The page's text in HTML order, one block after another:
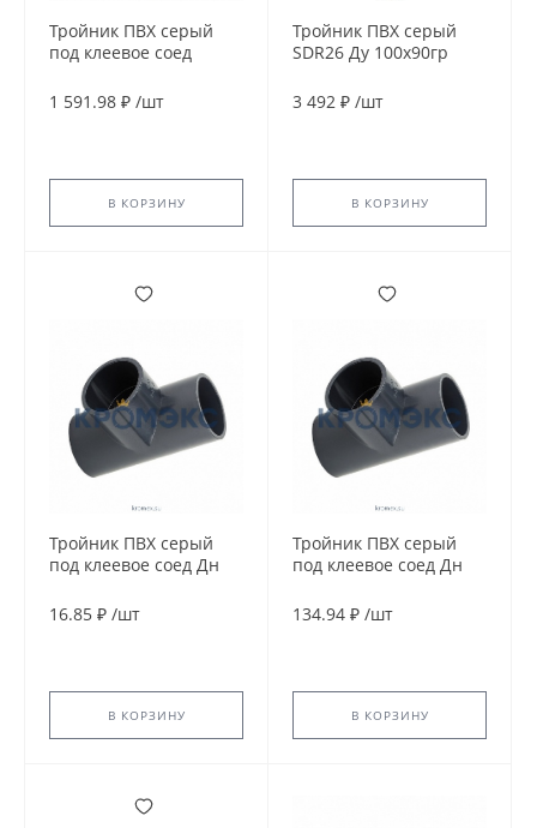
Тройник ПВХ серый
под клеевое соед
110х75х90гр Ру16
1 591.98 ₽ /шт
В КОРЗИНУ
Тройник ПВХ серый
SDR26 Ду 100х90гр
3 492 ₽ /шт
В КОРЗИНУ
Тройник ПВХ серый
под клеевое соед Дн
напорный Aquaviva
16.85 ₽ /шт
В КОРЗИНУ
Тройник ПВХ серый
под клеевое соед Дн
напорный EFFAST
134.94 ₽ /шт
В КОРЗИНУ